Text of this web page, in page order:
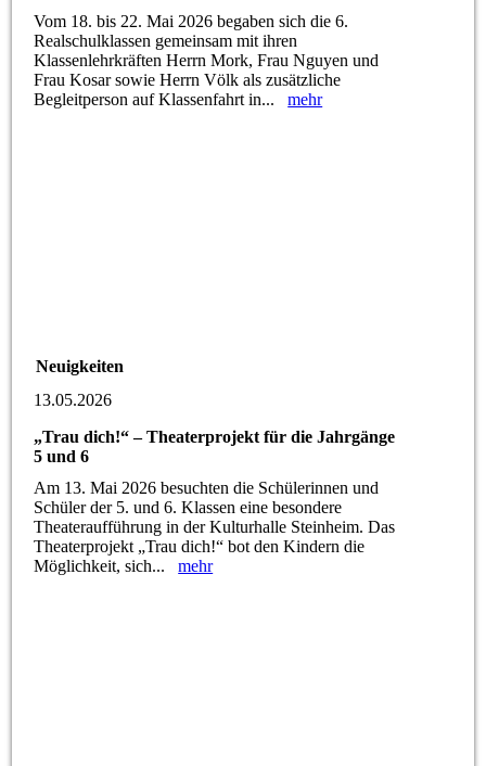
Vom 18. bis 22. Mai 2026 begaben sich die 6.
Realschulklassen gemeinsam mit ihren
Klassenlehrkräften Herrn Mork, Frau Nguyen und
Frau Kosar sowie Herrn Völk als zusätzliche
Begleitperson auf Klassenfahrt in...mehr
Neuigkeiten
13.05.2026
„Trau dich!“ – Theaterprojekt für die Jahrgänge
5 und 6
Am 13. Mai 2026 besuchten die Schülerinnen und
Schüler der 5. und 6. Klassen eine besondere
Theateraufführung in der Kulturhalle Steinheim. Das
Theaterprojekt „Trau dich!“ bot den Kindern die
Möglichkeit, sich...mehr